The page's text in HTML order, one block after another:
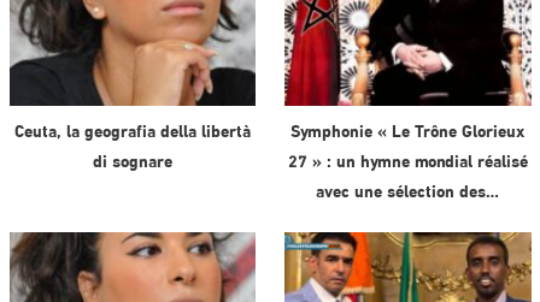
Ceuta, la geografia della libertà
di sognare
Symphonie « Le Trône Glorieux
27 » : un hymne mondial réalisé
avec une sélection des…